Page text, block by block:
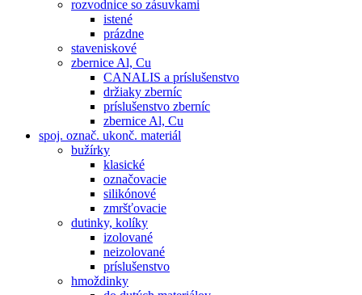
rozvodnice so zásuvkami
istené
prázdne
staveniskové
zbernice Al, Cu
CANALIS a príslušenstvo
držiaky zberníc
príslušenstvo zberníc
zbernice Al, Cu
spoj. označ. ukonč. materiál
bužírky
klasické
označovacie
silikónové
zmršťovacie
dutinky, kolíky
izolované
neizolované
príslušenstvo
hmoždinky